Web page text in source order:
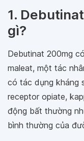
1.
gì?
Debutinat 200mg
maleat, một tác
có tác dụng kháng
receptor opiate,
động bất thường
bình thường của